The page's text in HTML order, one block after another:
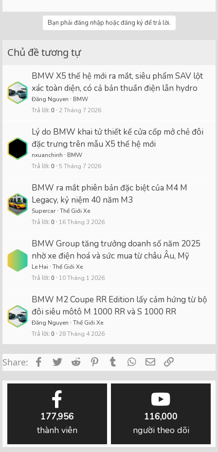
Bạn phải đăng nhập hoặc đăng ký để trả lời.
Chủ đề tương tự
BMW X5 thế hệ mới ra mắt, siêu phẩm SAV lột
xác toàn diện, có cả bản thuần điện lẫn hydro
Đăng Nguyen BMW
Trả lời 0 2 Tháng 7 2026
Lý do BMW khai tử thiết kế cửa cốp mở chẻ đôi
đặc trưng trên mẫu X5 thế hệ mới
nxuanchinh BMW
Trả lời 0 5 Tháng 7 2026
BMW ra mắt phiên bản đặc biệt của M4 M
Legacy, kỷ niệm 40 năm M3
Supercar Thế Giới Xe
Trả lời 0 16 Tháng 3 2026
BMW Group tăng trưởng doanh số năm 2025
nhờ xe điện hoá và sức mua từ châu Âu, Mỹ
Le Hai Thế Giới Xe
Trả lời 0 10 Tháng 1 2026
BMW M2 Coupe RR Edition lấy cảm hứng từ bộ
đôi siêu môtô M 1000 RR và S 1000 RR
Đăng Nguyen Thế Giới Xe
Trả lời 0 28 Tháng 4 2026
Share: FacebookTwitterReddit PinterestTumblrWhatsApp
Email
177,956
thành viên
116,000
người theo dõi